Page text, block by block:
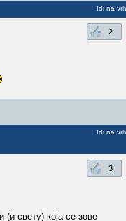
Idi na vrh
2
Idi na vrh
3
(и свету) која се зове